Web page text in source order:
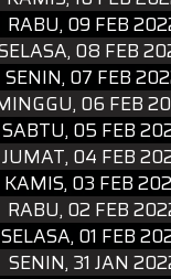
RABU, 09 FEB
08 FEB
SENIN, 07 FEB
06 FEB
SABTU, 05 FEB
JUMAT, 04 FEB
KAMIS, 03 FEB
RABU, 02 FEB
SELASA, 01 FEB
SENIN, 31 JAN